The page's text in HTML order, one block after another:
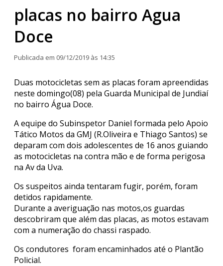
placas no bairro Agua
Doce
Publicada em 09/12/2019 às 14:35
Duas motocicletas sem as placas foram apreendidas
neste domingo(08) pela Guarda Municipal de Jundiaí
no bairro Água Doce.
A equipe do Subinspetor Daniel formada pelo Apoio
Tático Motos da GMJ (R.Oliveira e Thiago Santos) se
deparam com dois adolescentes de 16 anos guiando
as motocicletas na contra mão e de forma perigosa
na Av da Uva.
Os suspeitos ainda tentaram fugir, porém, foram
detidos rapidamente.
Durante a averiguação nas motos,os guardas
descobriram que além das placas, as motos estavam
com a numeração do chassi raspado.
Os condutores foram encaminhados até o Plantão
Policial.